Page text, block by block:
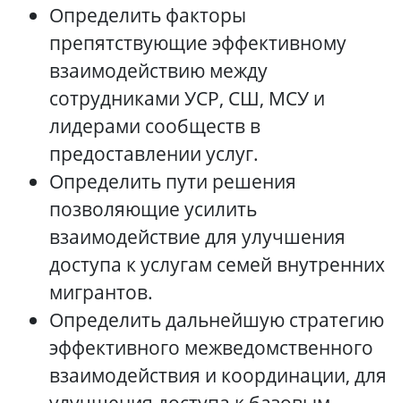
Определить факторы
препятствующие эффективному
взаимодействию между
сотрудниками УСР, СШ, МСУ и
лидерами сообществ в
предоставлении услуг.
Определить пути решения
позволяющие усилить
взаимодействие для улучшения
доступа к услугам семей внутренних
мигрантов.
Определить дальнейшую стратегию
эффективного межведомственного
взаимодействия и координации, для